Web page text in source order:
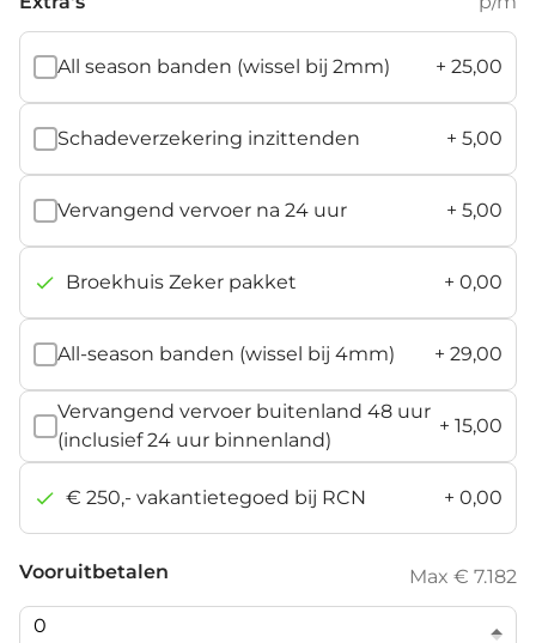
All season banden (wissel bij 2mm) + 25,00
Schadeverzekering inzittenden + 5,00
Vervangend vervoer na 24 uur + 5,00
Broekhuis Zeker pakket + 0,00
All-season banden (wissel bij 4mm) + 29,00
Vervangend vervoer buitenland 48 uur
(inclusief 24 uur binnenland)
+ 15,00
€ 250,- vakantietegoed bij RCN + 0,00
Vooruitbetalen Max € 7.182